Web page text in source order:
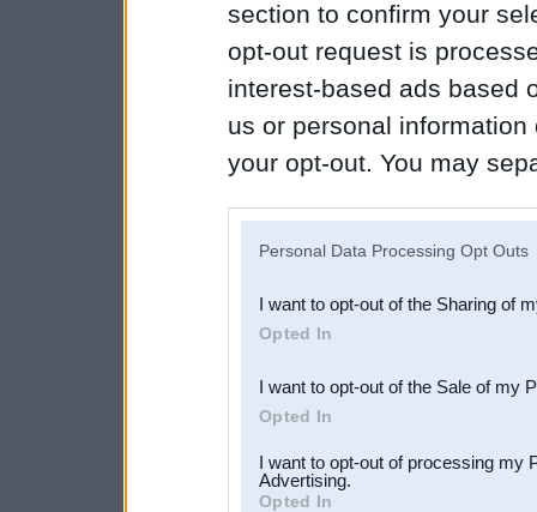
section to confirm your
opt-out request is
interest-based ads based
us or personal
your opt-out. You may
Downstream Participants
third parties.
Personal Data Processing Opt Outs
I want to opt-out of the Sharing of
Opted In
I want to opt-out of the Sale of my
Opted In
I want to opt-out of processing my
Advertising.
Opted In